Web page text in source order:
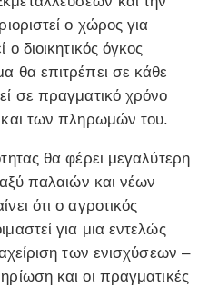
ο χώρος για
διοικητικός όγκος
θα επιτρέπει σε κάθε
σε πραγματικό χρόνο
των πληρωμών του.
θα φέρει μεγαλύτερη
παλαιών και νέων
ότι ο αγροτικός
για μια εντελώς
των ενισχύσεων –
και οι πραγματικές